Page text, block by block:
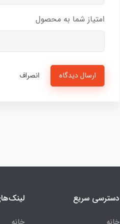
امتیاز شما به محصول
ارسال دیدگاه انصراف
دسترسی سریع